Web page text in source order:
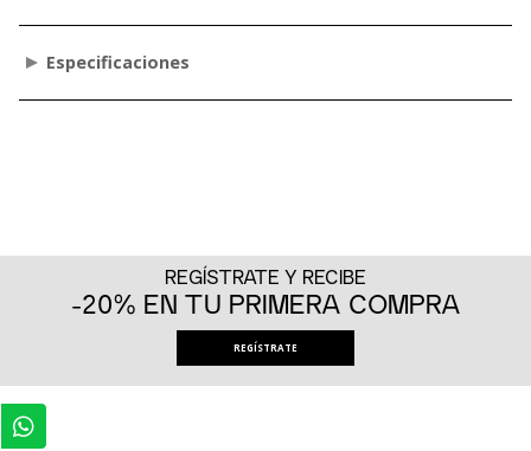
Especificaciones
REGÍSTRATE Y RECIBE
-20% EN TU PRIMERA COMPRA
REGÍSTRATE